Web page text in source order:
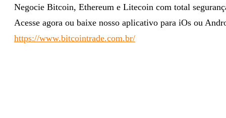
Negocie Bitcoin, Ethereum e Litecoin com total
Acesse agora ou baixe nosso aplicativo para iOs ou
https://www.bitcointrade.com.br/